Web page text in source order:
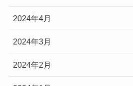
2024年4月
2024年3月
2024年2月